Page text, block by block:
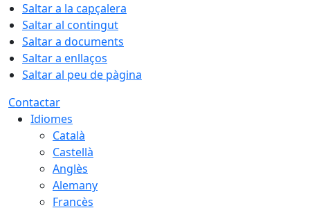
Saltar a la capçalera
Saltar al contingut
Saltar a documents
Saltar a enllaços
Saltar al peu de pàgina
Contactar
Idiomes
Català
Castellà
Anglès
Alemany
Francès